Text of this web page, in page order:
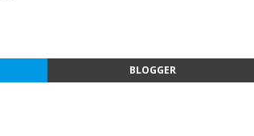
BLOGGER